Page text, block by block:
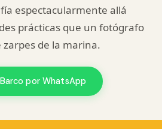
espectacularmente allá
prácticas que un fotógrafo
de la marina.
por WhatsApp